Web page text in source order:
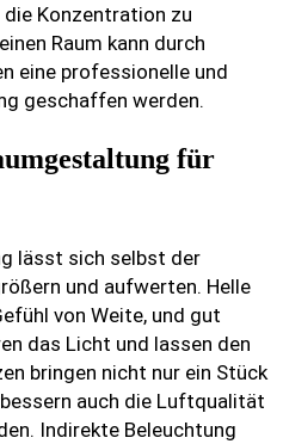
die Konzentration zu
Raum kann durch
eine professionelle und
geschaffen werden.
für
lässt sich selbst der
und aufwerten. Helle
von Weite, und gut
das Licht und lassen den
bringen nicht nur ein Stück
auch die Luftqualität
Indirekte Beleuchtung